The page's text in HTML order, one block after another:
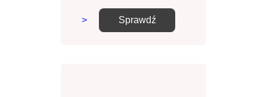
> Sprawdź